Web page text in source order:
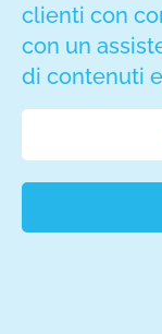
clienti con
con un
di contenuti